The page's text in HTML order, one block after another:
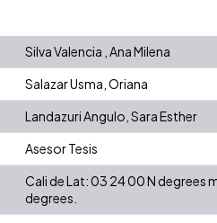
Silva Valencia , Ana Milena
Salazar Usma, Oriana
Landazuri Angulo, Sara Esther
Asesor Tesis
Cali de Lat: 03 24 00 N
degrees.